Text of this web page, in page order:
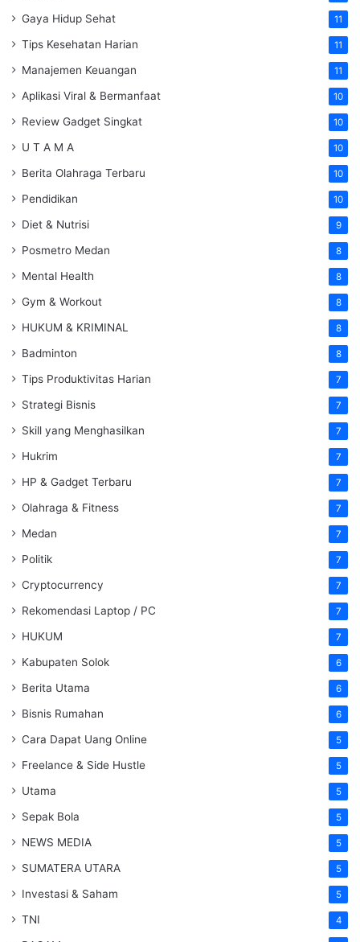
Gaya Hidup Sehat 11
Tips Kesehatan Harian 11
Manajemen Keuangan 11
Aplikasi Viral & Bermanfaat 10
Review Gadget Singkat 10
U T A M A 10
Berita Olahraga Terbaru 10
Pendidikan 10
Diet & Nutrisi 9
Posmetro Medan 8
Mental Health 8
Gym & Workout 8
HUKUM & KRIMINAL 8
Badminton 8
Tips Produktivitas Harian 7
Strategi Bisnis 7
Skill yang Menghasilkan 7
Hukrim 7
HP & Gadget Terbaru 7
Olahraga & Fitness 7
Medan 7
Politik 7
Cryptocurrency 7
Rekomendasi Laptop / PC 7
HUKUM 7
Kabupaten Solok 6
Berita Utama 6
Bisnis Rumahan 6
Cara Dapat Uang Online 5
Freelance & Side Hustle 5
Utama 5
Sepak Bola 5
NEWS MEDIA 5
SUMATERA UTARA 5
Investasi & Saham 5
TNI 4